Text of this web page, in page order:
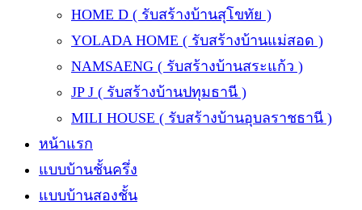
HOME D ( รับสร้างบ้านสุโขทัย )
YOLADA HOME ( รับสร้างบ้านแม่สอด )
NAMSAENG ( รับสร้างบ้านสระแก้ว )
JP J ( รับสร้างบ้านปทุมธานี )
MILI HOUSE ( รับสร้างบ้านอุบลราชธานี )
หน้าแรก
แบบบ้านชั้นครึ่ง
แบบบ้านสองชั้น